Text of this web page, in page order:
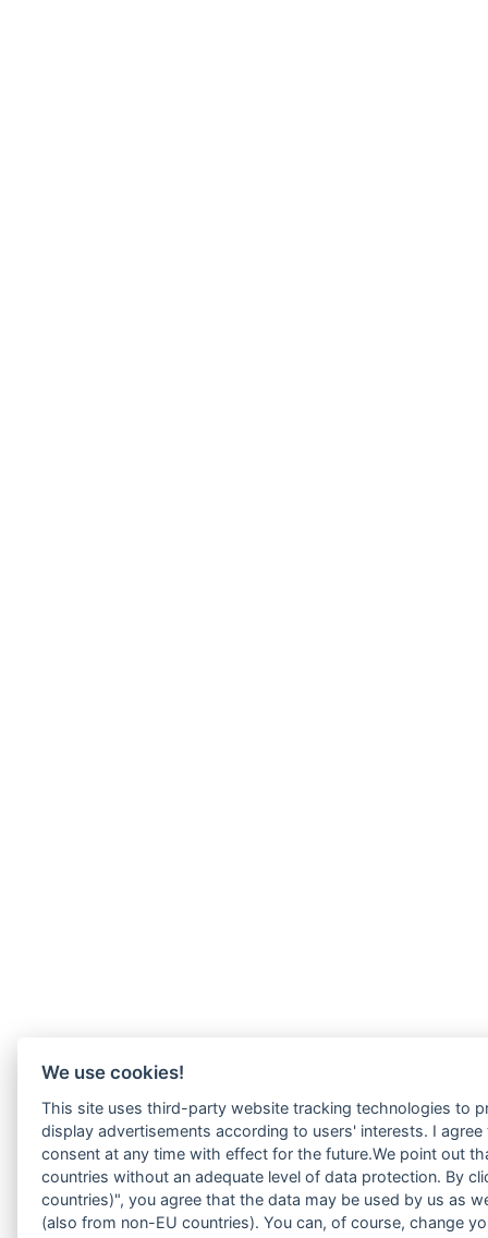
We use cookies!
This site uses third-party website tracking technologies to
display advertisements according to users' interests. I
consent at any time with effect for the future.We point out
countries without an adequate level of data protection. By
countries)", you agree that the data may be used by us as
(also from non-EU countries). You can, of course, change